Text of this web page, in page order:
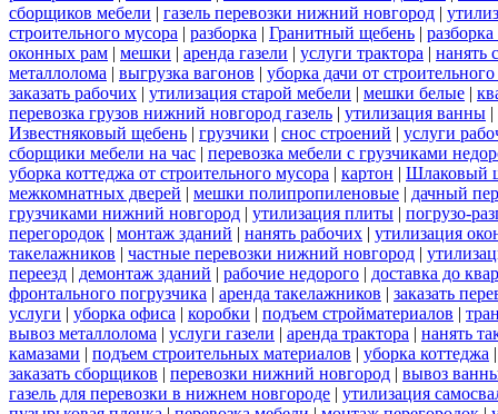
сборщиков мебели | газель перевозки нижний новгород |
строительного мусора | разборка | Гранитный щебень |
оконных рам | мешки | аренда газели | услуги трактора | нанять
металлолома | выгрузка вагонов | уборка дачи от
заказать рабочих | утилизация старой мебели | мешки белые |
перевозка грузов нижний новгород газель | утилизация ванны |
Известняковый щебень | грузчики | снос строений | услуги
сборщики мебели на час | перевозка мебели с грузчиками
уборка коттеджа от строительного мусора | картон | Шлаковый
межкомнатных дверей | мешки полипропиленовые | дачный
грузчиками нижний новгород | утилизация плиты | погрузо-
перегородок | монтаж зданий | нанять рабочих | утилизация
такелажников | частные перевозки нижний новгород |
переезд | демонтаж зданий | рабочие недорого | доставка до
фронтального погрузчика | аренда такелажников | заказать
услуги | уборка офиса | коробки | подъем стройматериалов |
вывоз металлолома | услуги газели | аренда трактора | нанять
камазами | подъем строительных материалов | уборка коттеджа
заказать сборщиков | перевозки нижний новгород | вывоз
газель для перевозки в нижнем новгороде | утилизация